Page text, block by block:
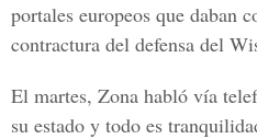
portales europeos que daban
contractura del defensa del
El martes, Zona habló vía
su estado y todo es